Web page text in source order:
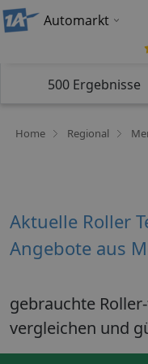
Automarkt
500 Ergebnisse
Home Regional
Aktuelle Roller
Angebote aus
gebrauchte
vergleichen und